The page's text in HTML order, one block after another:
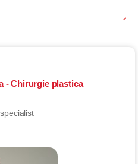
- Chirurgie plastica